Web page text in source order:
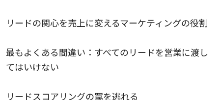
リードの関心を売上に変えるマーケティングの役割
最もよくある間違い：すべてのリードを営業に渡し
てはいけない
リードスコアリングの罠を逃れる